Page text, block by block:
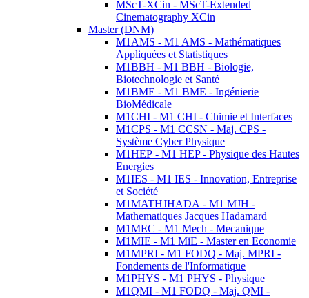
MScT-XCin - MScT-Extended
Cinematography XCin
Master (DNM)
M1AMS - M1 AMS - Mathématiques
Appliquées et Statistiques
M1BBH - M1 BBH - Biologie,
Biotechnologie et Santé
M1BME - M1 BME - Ingénierie
BioMédicale
M1CHI - M1 CHI - Chimie et Interfaces
M1CPS - M1 CCSN - Maj. CPS -
Système Cyber Physique
M1HEP - M1 HEP - Physique des Hautes
Energies
M1IES - M1 IES - Innovation, Entreprise
et Société
M1MATHJHADA - M1 MJH -
Mathematiques Jacques Hadamard
M1MEC - M1 Mech - Mecanique
M1MIE - M1 MiE - Master en Economie
M1MPRI - M1 FODQ - Maj. MPRI -
Fondements de l'Informatique
M1PHYS - M1 PHYS - Physique
M1QMI - M1 FODQ - Maj. QMI -